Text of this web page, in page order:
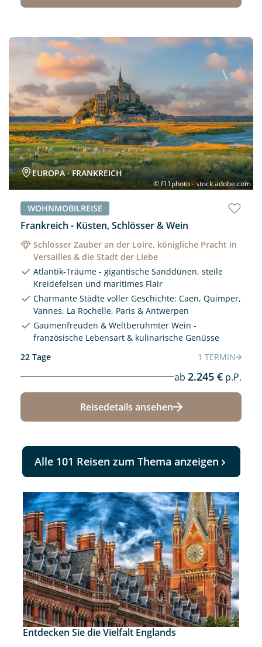
Neu
© f11photo - stock.adobe.com
EUROPA · FRANKREICH
WOHNMOBILREISE
Frankreich - Küsten, Schlösser & Wein
Schlösser Zauber an der Loire, königliche Pracht in
Versailles & die Stadt der Liebe
Atlantik-Träume - gigantische Sanddünen, steile
Kreidefelsen und maritimes Flair
Charmante Städte voller Geschichte: Caen, Quimper,
Vannes, La Rochelle, Paris & Antwerpen
Gaumenfreuden & Weltberühmter Wein -
französische Lebensart & kulinarische Genüsse
22 Tage
1 TERMIN
ab 2.245 € p.P.
Reisedetails ansehen
Alle 101 Reisen zum Thema anzeigen
Entdecken Sie die Vielfalt Englands